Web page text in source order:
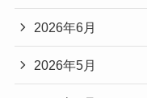
2026年6月
2026年5月